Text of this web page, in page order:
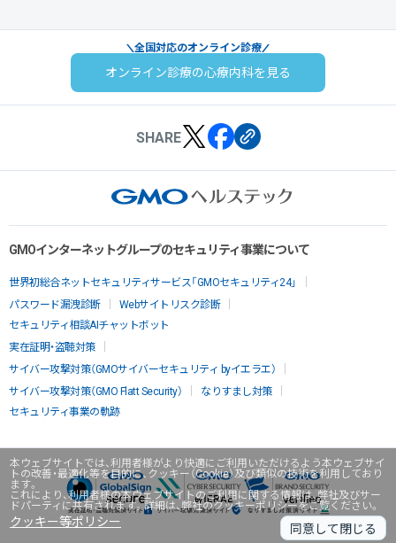
本ウェブサイトでは、利用者様がより快適にご利用いただけるよう本ウェブサイ
トの改善・最適化等を目的に、クッキー（Cookie）及び類似の技術を利用しており
ます。
これにより、利用者様の本ウェブサイトのご利用に関する情報は、弊社及びサー
ドパーティに共有されます。詳細は、弊社のクッキーポリシーをご覧ください。
クッキー等ポリシー 同意して閉じる
全国対応のオンライン診療
オンライン診療の心療内科を見る
SHARE
GMOインターネットグループのセキュリティ事業について
世界初総合ネットセキュリティサービス「GMOセキュリティ24」
パスワード漏洩診断
Webサイトリスク診断
セキュリティ相談AIチャットボット
実在証明・盗聴対策
サイバー攻撃対策（GMOサイバーセキュリティ byイエラエ）
サイバー攻撃対策（GMO Flatt Security）
なりすまし対策
セキュリティ事業の軌跡